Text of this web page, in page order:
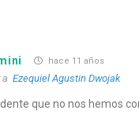
hace 11 años
aEzequiel Agustin Dwojak
que no nos hemos